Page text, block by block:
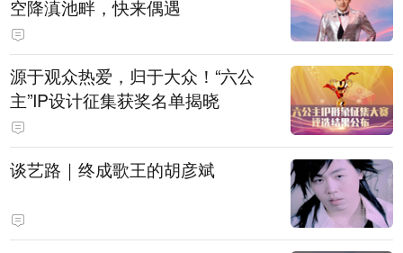
空降滇池畔，快来偶遇
源于观众热爱，归于大众！“六公
主”IP设计征集获奖名单揭晓
谈艺路｜终成歌王的胡彦斌